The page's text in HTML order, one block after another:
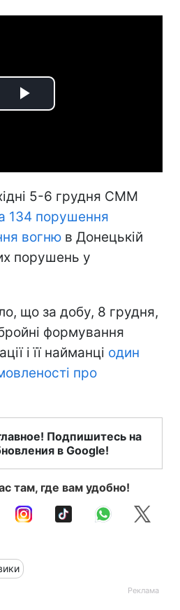
Play
5-6 грудня СММ
134 порушення
вогню в Донецькій
порушень у
що за добу, 8 грудня,
формування
і її найманці один
про
Подпишитесь на
в Google!
там, где вам удобно!